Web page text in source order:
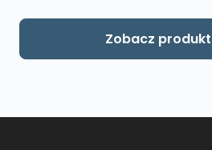
Zobacz produkt